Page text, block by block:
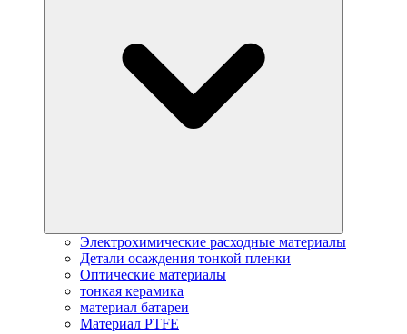
Электрохимические расходные материалы
Детали осаждения тонкой пленки
Оптические материалы
тонкая керамика
материал батареи
Материал PTFE